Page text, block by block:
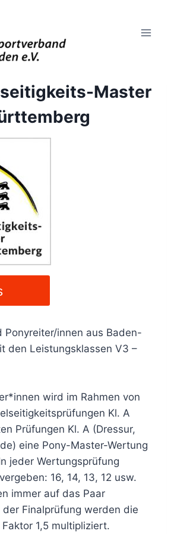
Master
Ponyreiter/innen aus Baden-
den Leistungsklassen V3 –
wird im Rahmen von
Kl. A
Prüfungen Kl. A (Dressur,
eine Pony-Master-Wertung
jeder Wertungsprüfung
16, 14, 13, 12 usw.
immer auf das Paar
der Finalprüfung werden die
1,5 multipliziert.